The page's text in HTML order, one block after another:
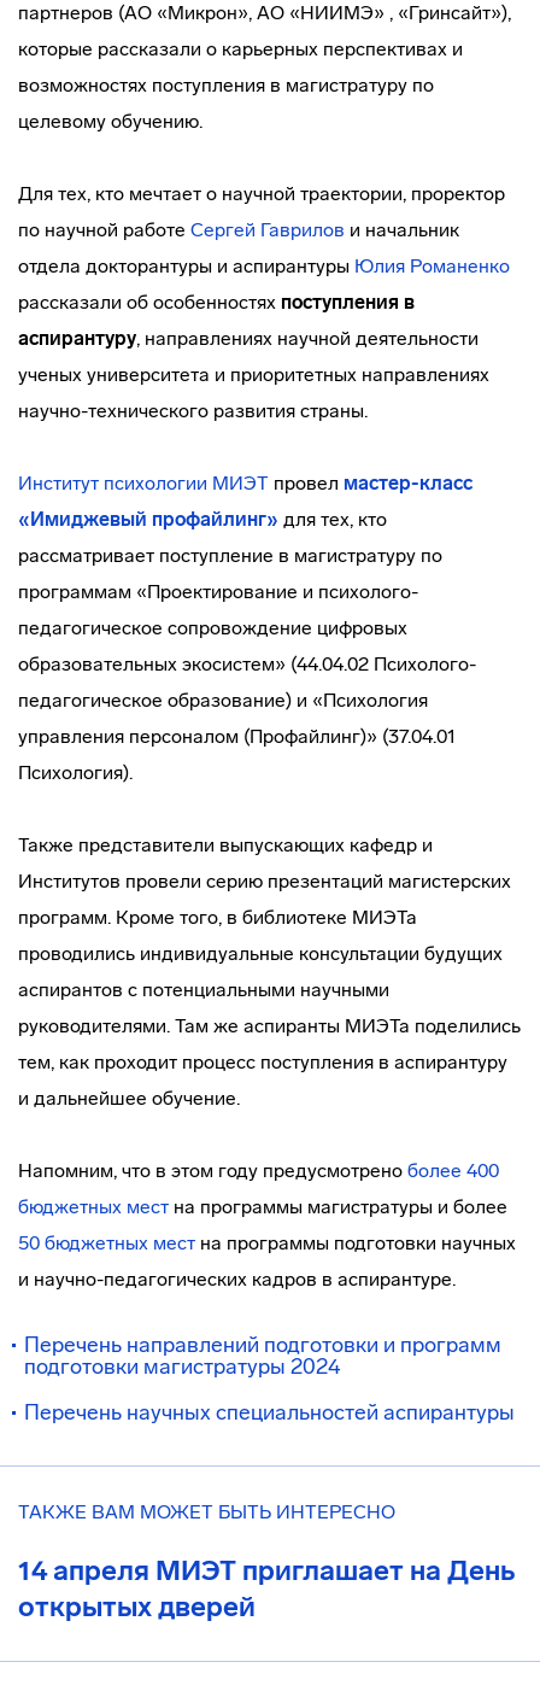
партнеров (АО «Микрон», АО «НИИМЭ» , «Гринсайт»),
которые рассказали о карьерных перспективах и
возможностях поступления в магистратуру по
целевому обучению.
Для тех, кто мечтает о научной траектории, проректор
по научной работе Сергей Гаврилов и начальник
отдела докторантуры и аспирантуры Юлия Романенко
рассказали об особенностях поступления в
аспирантуру, направлениях научной деятельности
ученых университета и приоритетных направлениях
научно-технического развития страны.
Институт психологии МИЭТ провел мастер-класс
«Имиджевый профайлинг» для тех, кто
рассматривает поступление в магистратуру по
программам «Проектирование и психолого-
педагогическое сопровождение цифровых
образовательных экосистем» (44.04.02 Психолого-
педагогическое образование) и «Психология
управления персоналом (Профайлинг)» (37.04.01
Психология).
Также представители выпускающих кафедр и
Институтов провели серию презентаций магистерских
программ. Кроме того, в библиотеке МИЭТа
проводились индивидуальные консультации будущих
аспирантов с потенциальными научными
руководителями. Там же аспиранты МИЭТа поделились
тем, как проходит процесс поступления в аспирантуру
и дальнейшее обучение.
Напомним, что в этом году предусмотрено более 400
бюджетных мест на программы магистратуры и более
50 бюджетных мест на программы подготовки научных
и научно-педагогических кадров в аспирантуре.
Перечень направлений подготовки и программ
подготовки магистратуры 2024
Перечень научных специальностей аспирантуры
ТАКЖЕ ВАМ МОЖЕТ БЫТЬ ИНТЕРЕСНО
14 апреля МИЭТ приглашает на День
открытых дверей